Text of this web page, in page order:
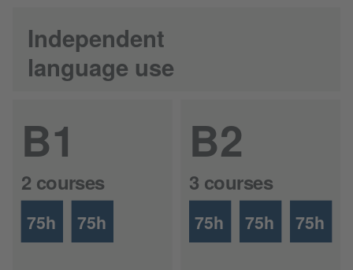
75h 75h
B1
2 courses
75h 75h 75h
B2
3 courses
Independent
language use